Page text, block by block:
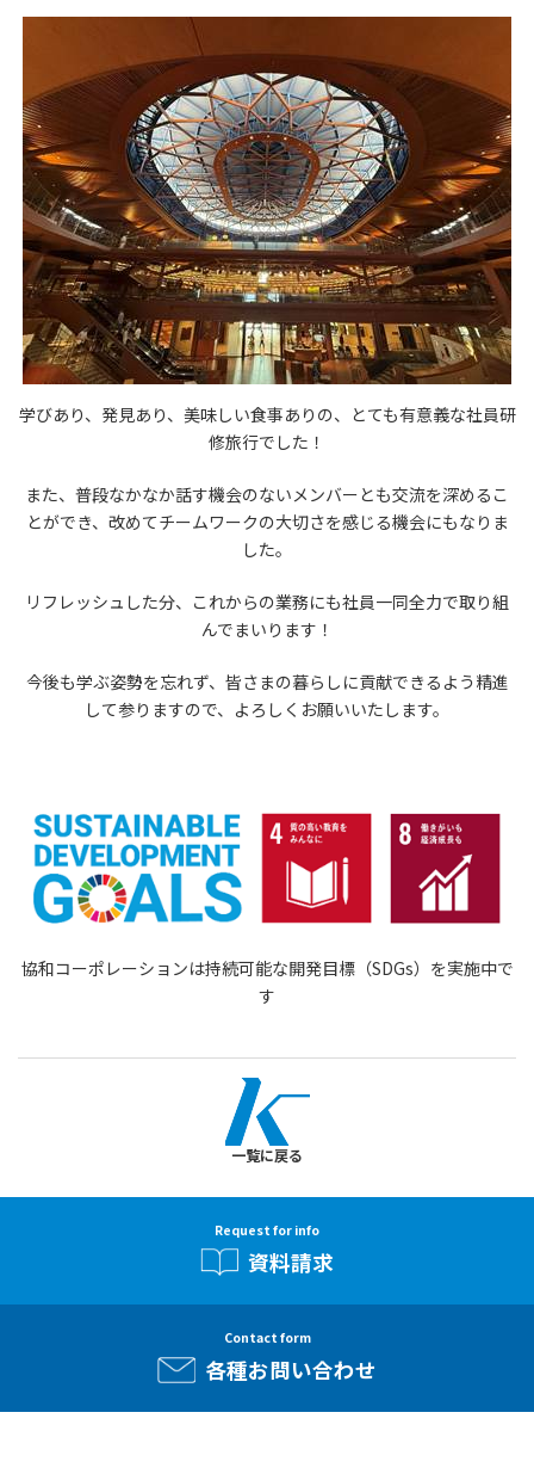
学びあり、発見あり、美味しい食事ありの、とても有意義な社員研
修旅行でした！
また、普段なかなか話す機会のないメンバーとも交流を深めるこ
とができ、改めてチームワークの大切さを感じる機会にもなりま
した。
リフレッシュした分、これからの業務にも社員一同全力で取り組
んでまいります！
今後も学ぶ姿勢を忘れず、皆さまの暮らしに貢献できるよう精進
して参りますので、よろしくお願いいたします。
協和コーポレーションは持続可能な開発目標（SDGs）を実施中で
す
一覧に戻る
Request for info
資料請求
Contact form
各種お問い合わせ